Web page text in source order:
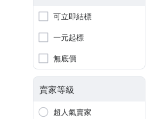
可立即結標
一元起標
無底價
賣家等級
超人氣賣家